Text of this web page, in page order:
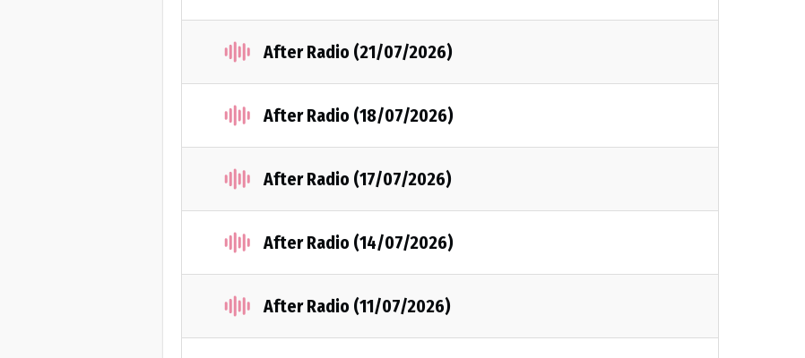
After Radio (21/07/2026)
After Radio (18/07/2026)
After Radio (17/07/2026)
After Radio (14/07/2026)
After Radio (11/07/2026)